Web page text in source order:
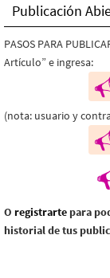
Publicación
PASOS PARA
Artículo” e ingresa:
(nota: usuario y
O registrarte para
historial de tus